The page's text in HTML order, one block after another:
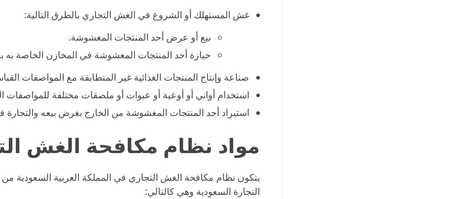
غش المستهلك أو الشروع في الغش التجاري بالطرق التالية:
بيع أو عرض أحد المنتجات المغشوشة.
حيازة أحد المنتجات المغشوشة في المخازن الخاصة به
صناعة وإنتاج المنتجات الغذائية غير المتطابقة مع المواصفات
استخدام أواني أو أوعية أو عبوات أو ملصقات مختلفة للمواصفات
استيراد أحد المنتجات المغشوشة من الخارج بغرض بيعه والتجارة
مواد نظام مكافحة الغش
يتكون نظام مكافحة الغش التجاري في المملكة العربية السعودية
التجارة السعودية وهي كالتالي: